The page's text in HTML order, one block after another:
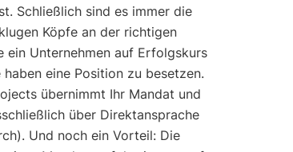
Schließlich sind es immer die
Köpfe an der richtigen
ein Unternehmen auf Erfolgskurs
haben eine Position zu besetzen.
übernimmt Ihr Mandat und
über Direktansprache
Und noch ein Vorteil: Die